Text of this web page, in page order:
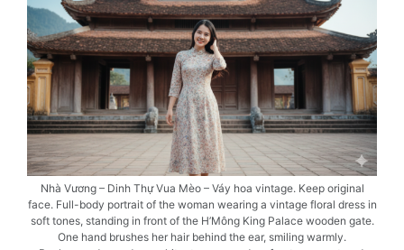
Nhà Vương – Dinh Thự Vua Mèo – Váy hoa vintage. Keep original
face. Full-body portrait of the woman wearing a vintage floral dress in
soft tones, standing in front of the H’Mông King Palace wooden gate.
One hand brushes her hair behind the ear, smiling warmly.